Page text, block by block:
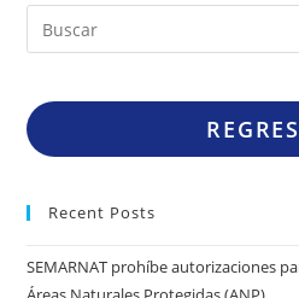
Recent Posts
SEMARNAT prohíbe autorizaciones